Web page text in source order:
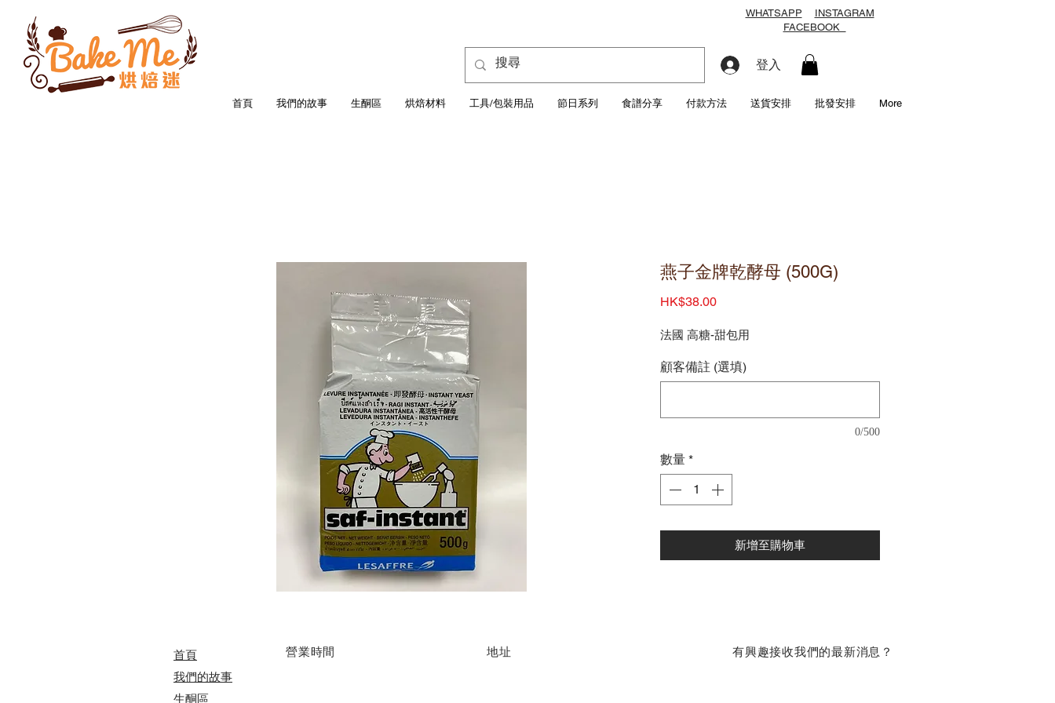
WHATSAPP
INSTAGRAM
FACEBOOK
登入
首頁 我們的故事 生酮區 烘焙材料 工具/包裝用品 節日系列 食譜分享 付款方法 送貨安排 批發安排 More
燕子金牌乾酵母 (500G)
HK$38.00價
法國 高糖-甜包用
顧客備註 (選填)
0/500
數量 *
新增至購物車
首頁
我們的故事
​​生酮區
​營業時間 地址 ​有興趣接收我們的最新消息？